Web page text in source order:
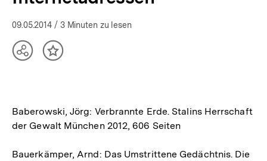
09.05.2014 / 3 Minuten zu lesen
TeilenInhalt
Baberowski, Jörg: Verbrannte Erde. Stalins Herrschaft
der Gewalt München 2012, 606 Seiten
Bauerkämper, Arnd: Das Umstrittene Gedächtnis. Die